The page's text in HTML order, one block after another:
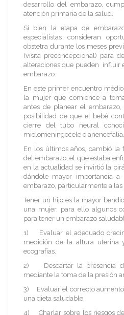
desarrollo del embarazo,
atención primaria de la salud.
Si bien la etapa de
especialistas consideran
obstetra durante los meses
(visita preconcepcional) para
alteraciones que pueden influir
embarazo.
En este primer encuentro
la mujer que comience a
antes de planear el
posibilidad de que el bebé
cierre del tubo neural
mielomeningocele o anencefalia.
En los últimos años, cambió la
del embarazo, el que estaba
en la actualidad se invirtió la
dándole mayor importancia a
embarazo, particularmente a las
Tener un hijo es la mayor
una mujer, para ello algunos
para tener un embarazo
1) Evaluar el adecuado
medición de la altura uterina
ecografías.
2) Descartar la presencia de
mediante la toma de la presión
3) Evaluar el correcto
una dieta saludable.
4) Charlar sobre los riesgos